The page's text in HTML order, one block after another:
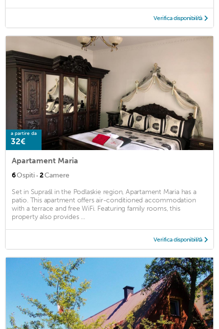
Verifica disponibilità
a partire da
32€
Apartament Maria
6Ospiti · 2Camere
Set in Supraśl in the Podlaskie region, Apartament Maria has a
patio. This apartment offers air-conditioned accommodation
with a terrace and free WiFi. Featuring family rooms, this
property also provides ...
Verifica disponibilità